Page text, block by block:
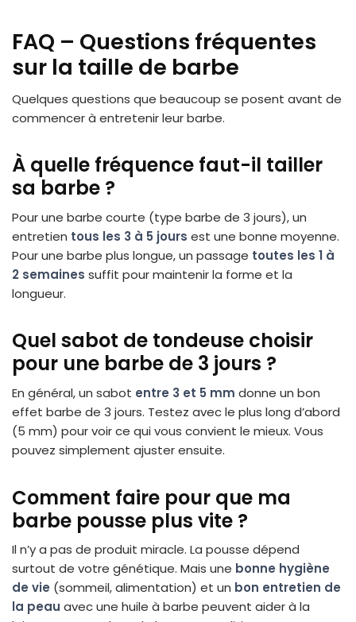
FAQ – Questions fréquentes
sur la taille de barbe
Quelques questions que beaucoup se posent avant de
commencer à entretenir leur barbe.
À quelle fréquence faut-il tailler
sa barbe ?
Pour une barbe courte (type barbe de 3 jours), un
entretien tous les 3 à 5 jours est une bonne moyenne.
Pour une barbe plus longue, un passage toutes les 1 à
2 semaines suffit pour maintenir la forme et la
longueur.
Quel sabot de tondeuse choisir
pour une barbe de 3 jours ?
En général, un sabot entre 3 et 5 mm donne un bon
effet barbe de 3 jours. Testez avec le plus long d’abord
(5 mm) pour voir ce qui vous convient le mieux. Vous
pouvez simplement ajuster ensuite.
Comment faire pour que ma
barbe pousse plus vite ?
Il n’y a pas de produit miracle. La pousse dépend
surtout de votre génétique. Mais une bonne hygiène
de vie (sommeil, alimentation) et un bon entretien de
la peau avec une huile à barbe peuvent aider à la